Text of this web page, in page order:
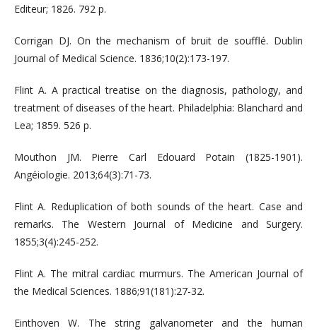
Editeur; 1826. 792 p.
Corrigan DJ. On the mechanism of bruit de soufflé. Dublin
Journal of Medical Science. 1836;10(2):173-197.
Flint A. A practical treatise on the diagnosis, pathology, and
treatment of diseases of the heart. Philadelphia: Blanchard and
Lea; 1859. 526 р.
Mouthon JM. Pierre Carl Edouard Potain (1825-1901).
Angéiologie. 2013;64(3):71-73.
Flint A. Reduplication of both sounds of the heart. Case and
remarks. The Western Journal of Medicine and Surgery.
1855;3(4):245-252.
Flint A. The mitral cardiac murmurs. The American Journal of
the Medical Sciences. 1886;91(181):27-32.
Einthoven W. The string galvanometer and the human